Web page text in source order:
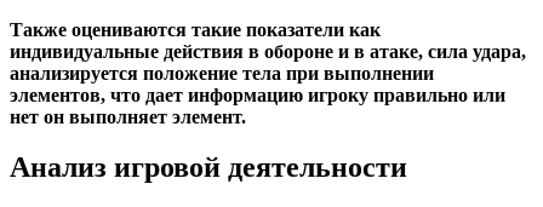
Также оцениваются такие показатели как
индивидуальные действия в обороне и в атаке, сила удара,
анализируется положение тела при выполнении
элементов, что дает информацию игроку правильно или
нет он выполняет элемент.
Анализ игровой деятельности